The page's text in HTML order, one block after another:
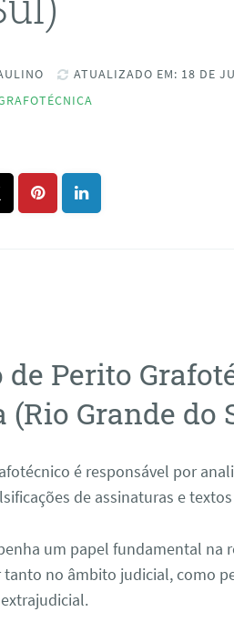
ATUALIZADO EM: 18 DE
de Perito
(Rio Grande do
é responsável por
de assinaturas e
um papel fundamental na
tanto no âmbito judicial, como